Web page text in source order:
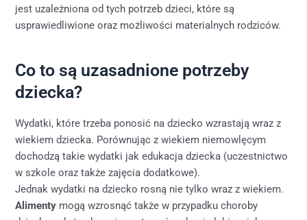
jest uzależniona od tych potrzeb dzieci, które są
usprawiedliwione oraz możliwości materialnych rodziców.
Co to są uzasadnione potrzeby
dziecka?
Wydatki, które trzeba ponosić na dziecko wzrastają wraz z
wiekiem dziecka. Porównując z wiekiem niemowlęcym
dochodzą takie wydatki jak edukacja dziecka (uczestnictwo
w szkole oraz także zajęcia dodatkowe).
Jednak wydatki na dziecko rosną nie tylko wraz z wiekiem.
Alimenty mogą wzrosnąć także w przypadku choroby